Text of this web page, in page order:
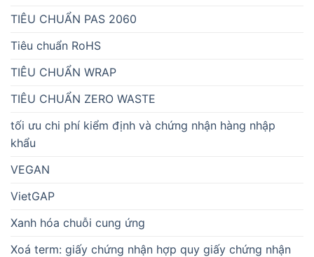
TIÊU CHUẨN PAS 2060
Tiêu chuẩn RoHS
TIÊU CHUẨN WRAP
TIÊU CHUẨN ZERO WASTE
tối ưu chi phí kiểm định và chứng nhận hàng nhập
khẩu
VEGAN
VietGAP
Xanh hóa chuỗi cung ứng
Xoá term: giấy chứng nhận hợp quy giấy chứng nhận